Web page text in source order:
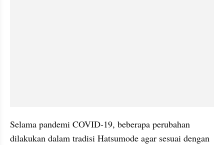
Selama pandemi COVID-19, beberapa perubahan
dilakukan dalam tradisi Hatsumode agar sesuai dengan